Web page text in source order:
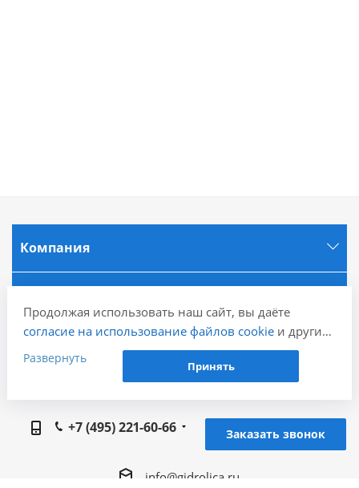
Компания
+7 (495) 221-60-66
Заказать звонок
info@gidrolica.ru
Продолжая использовать наш сайт, вы даёте
согласие на использование файлов cookieи других
пользовательских данных (включая IP-адрес,
сведения о местоположении, устройстве, действиях
ретаргетинга и использования систем аналитики
(например, Яндекс.Метрика), в соответствии с
Политикой обработки персональных
Развернуть
Принять